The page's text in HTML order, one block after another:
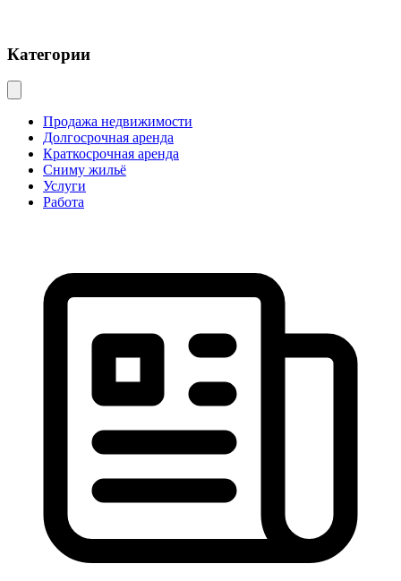
Категории
Продажа недвижимости
Долгосрочная аренда
Краткосрочная аренда
Сниму жильё
Услуги
Работа